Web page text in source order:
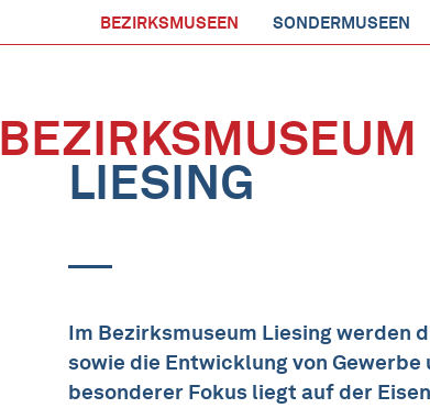
BEZIRKSMUSEEN SONDERMUSEEN
BEZIRKSMUSEUM
LIESING
Im Bezirksmuseum Liesing werden
sowie die Entwicklung von
besonderer Fokus liegt auf der